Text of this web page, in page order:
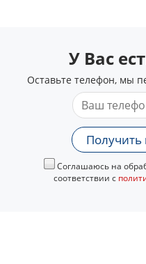
У Вас
Оставьте телефон, мы
Получить
Соглашаюсь на
соответствии с